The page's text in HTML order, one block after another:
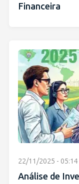
Financeira
22/11/2025 - 05:14
Análise de